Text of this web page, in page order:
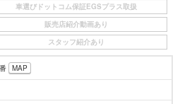
車選びドットコム保証EGSプラス取扱
販売店紹介動画あり
スタッフ紹介あり
MAP